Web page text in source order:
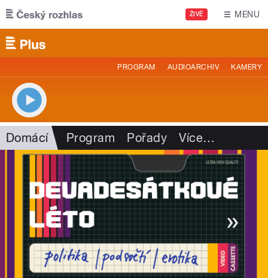
Přejít k hlavnímu obsahu
ŽIVĚ MENU
PROGRAM AUDIOARCHIV KAMERY
Domácí Program Pořady Více…